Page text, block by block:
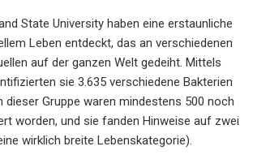
State University haben eine erstaunliche
Leben entdeckt, das an verschiedenen
auf der ganzen Welt gedeiht. Mittels
sie 3.635 verschiedene Bakterien
dieser Gruppe waren mindestens 500 noch
worden, und sie fanden Hinweise auf zwei
wirklich breite Lebenskategorie).